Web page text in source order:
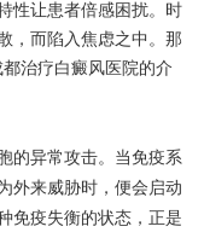
性让患者倍感困扰。时
，而陷入焦虑之中。那
都治疗白癜风 医院的介
异常攻击。当免疫系
外来威胁时，便会启动
免疫失衡的状态，正是